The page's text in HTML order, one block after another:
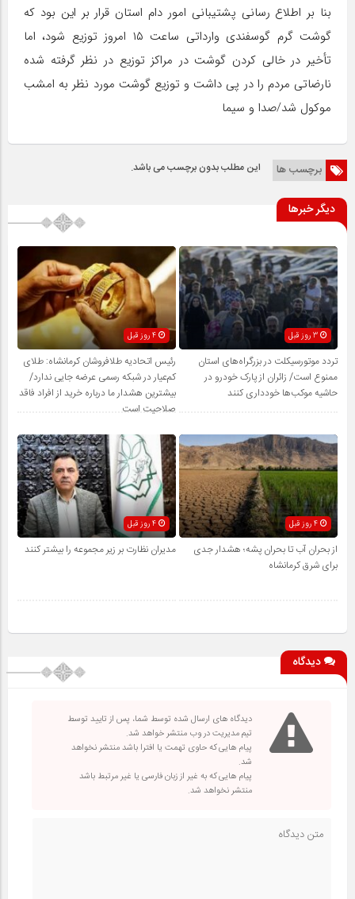
بنا بر اطلاع رسانی پشتیبانی امور دام استان قرار بر این بود که
گوشت گرم گوسفندی وارداتی ساعت ۱۵ امروز توزیع شود، اما
تأخیر در خالی کردن گوشت در مراکز توزیع در نظر گرفته شده
نارضاتی مردم را در پی داشت و توزیع گوشت مورد نظر به امشب
موکول شد/صدا و سیما
برچسب ها این مطلب بدون برچسب می باشد.
دیگر خبرها
3 روز قبل
تردد موتورسیکلت در بزرگراه‌های استان
ممنوع است/ زائران از پارک خودرو در
حاشیه موکب‌ها خودداری کنند
رئیس اتحادیه طلافروشان کرمانشاه: طلای
کم‌عیار در شبکه رسمی عرضه جایی ندارد/
بیشترین هشدار ما درباره خرید از افراد فاقد
صلاحیت است
4 روز قبل
از بحران آب تا بحران پشه؛ هشدار جدی
برای شرق کرمانشاه
مدیران نظارت بر زیر مجموعه را بیشتر کنند
دیدگاه
دیدگاه های ارسال شده توسط شما، پس از تایید توسط
تیم مدیریت در وب منتشر خواهد شد.
پیام هایی که حاوی تهمت یا افترا باشد منتشر نخواهد
شد.
پیام هایی که به غیر از زبان فارسی یا غیر مرتبط باشد
منتشر نخواهد شد.